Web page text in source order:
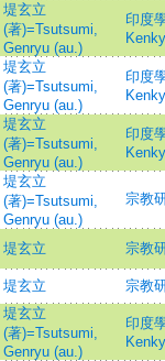
堤玄立
(著)=Tsutsumi,
Genryu (au.)
印度
堤玄立
(著)=Tsutsumi,
Genryu (au.)
印度
堤玄立
(著)=Tsutsumi,
Genryu (au.)
印度
堤玄立
(著)=Tsutsumi,
Genryu (au.)
宗教
堤玄立 宗教
堤玄立 宗教
堤玄立
(著)=Tsutsumi,
Genryu (au.)
印度